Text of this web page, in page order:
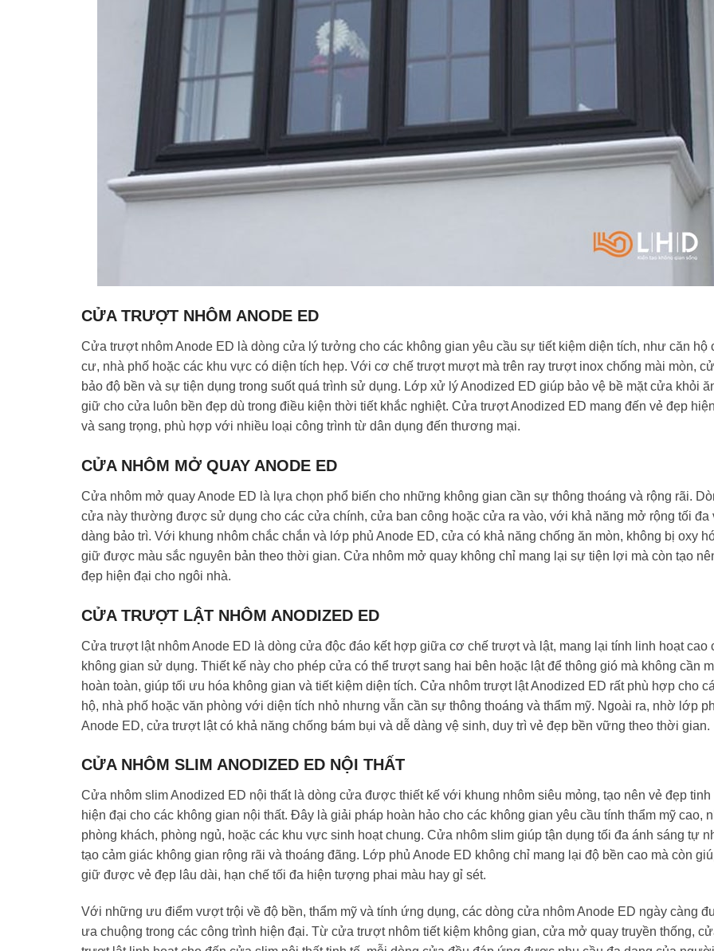
CỬA TRƯỢT NHÔM ANODE ED
Cửa trượt nhôm Anode ED là dòng cửa lý tưởng cho các không gian yêu cầu sự tiết kiệm diện tích, như căn hộ
cư, nhà phố hoặc các khu vực có diện tích hẹp. Với cơ chế trượt mượt mà trên ray trượt inox chống mài mòn,
bảo độ bền và sự tiện dụng trong suốt quá trình sử dụng. Lớp xử lý Anodized ED giúp bảo vệ bề mặt cửa khỏi
giữ cho cửa luôn bền đẹp dù trong điều kiện thời tiết khắc nghiệt. Cửa trượt Anodized ED mang đến vẻ đẹp
và sang trọng, phù hợp với nhiều loại công trình từ dân dụng đến thương mại.
CỬA NHÔM MỞ QUAY ANODE ED
Cửa nhôm mở quay Anode ED là lựa chọn phổ biến cho những không gian cần sự thông thoáng và rộng rãi.
cửa này thường được sử dụng cho các cửa chính, cửa ban công hoặc cửa ra vào, với khả năng mở rộng tối đa
dàng bảo trì. Với khung nhôm chắc chắn và lớp phủ Anode ED, cửa có khả năng chống ăn mòn, không bị oxy
giữ được màu sắc nguyên bản theo thời gian. Cửa nhôm mở quay không chỉ mang lại sự tiện lợi mà còn tạo
đẹp hiện đại cho ngôi nhà.
CỬA TRƯỢT LẬT NHÔM ANODIZED ED
Cửa trượt lật nhôm Anode ED là dòng cửa độc đáo kết hợp giữa cơ chế trượt và lật, mang lại tính linh hoạt cao
không gian sử dụng. Thiết kế này cho phép cửa có thể trượt sang hai bên hoặc lật để thông gió mà không cần
hoàn toàn, giúp tối ưu hóa không gian và tiết kiệm diện tích. Cửa nhôm trượt lật Anodized ED rất phù hợp cho
hộ, nhà phố hoặc văn phòng với diện tích nhỏ nhưng vẫn cần sự thông thoáng và thẩm mỹ. Ngoài ra, nhờ lớp
Anode ED, cửa trượt lật có khả năng chống bám bụi và dễ dàng vệ sinh, duy trì vẻ đẹp bền vững theo thời gian.
CỬA NHÔM SLIM ANODIZED ED NỘI THẤT
Cửa nhôm slim Anodized ED nội thất là dòng cửa được thiết kế với khung nhôm siêu mỏng, tạo nên vẻ đẹp tinh
hiện đại cho các không gian nội thất. Đây là giải pháp hoàn hảo cho các không gian yêu cầu tính thẩm mỹ cao,
phòng khách, phòng ngủ, hoặc các khu vực sinh hoạt chung. Cửa nhôm slim giúp tận dụng tối đa ánh sáng tự
tạo cảm giác không gian rộng rãi và thoáng đãng. Lớp phủ Anode ED không chỉ mang lại độ bền cao mà còn
giữ được vẻ đẹp lâu dài, hạn chế tối đa hiện tượng phai màu hay gỉ sét.
Với những ưu điểm vượt trội về độ bền, thẩm mỹ và tính ứng dụng, các dòng cửa nhôm Anode ED ngày càng
ưa chuộng trong các công trình hiện đại. Từ cửa trượt nhôm tiết kiệm không gian, cửa mở quay truyền thống,